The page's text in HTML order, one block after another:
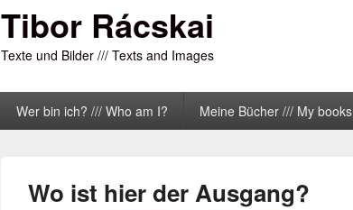
Tibor Rácskai
Texte und Bilder /// Texts and Images
Wer bin ich? /// Who am I? Meine Bücher /// My books
Wo ist hier der Ausgang?